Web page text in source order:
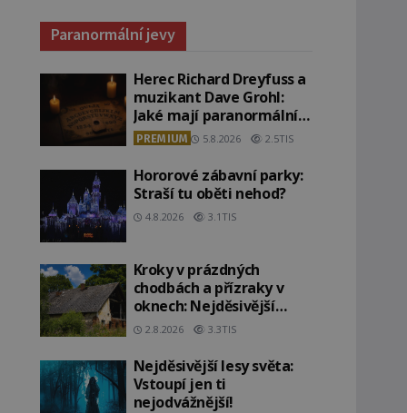
Paranormální jevy
Herec Richard Dreyfuss a
muzikant Dave Grohl:
Jaké mají paranormální
zážitky?
PREMIUM 5.8.2026 2.5TIS
Hororové zábavní parky:
Straší tu oběti nehod?
4.8.2026 3.1TIS
Kroky v prázdných
chodbách a přízraky v
oknech: Nejděsivější
domy v Česku budí hrůzu
2.8.2026 3.3TIS
Nejděsivější lesy světa:
Vstoupí jen ti
nejodvážnější!